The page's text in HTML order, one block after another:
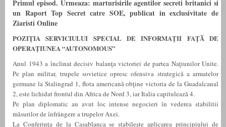
Primul episod. Urmeaza: marturisirile agentilor secreti britanici si
un Raport Top Secret catre SOE, publicat in exclusivitate de
Ziaristi Online
POZIŢIA SERVICIULUI SPECIAL DE INFORMAŢII FAŢĂ DE
OPERAŢIUNEA “AUTONOMOUS”
Anul 1943 a înclinat decisiv balanţa victoriei de partea Naţiunilor Unite.
Pe plan militar, trupele sovietice opresc ofensiva strategică a armatelor
germane la Stalingrad 1, flota americană obţine victoria de la Guadalcanal
2, este lichidat frontul din Africa de Nord 3, iar Italia capitulează 4.
Pe plan diplomatic au avut loc intense negocieri în vederea stabilitii
măsurilor de înfrângere a trupelor Axei.
La Conferinţa de la Casablanca se stabileşte aplicarea principiului de